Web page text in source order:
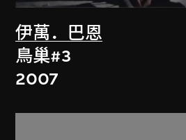
伊萬．巴恩
鳥巢#3
2007